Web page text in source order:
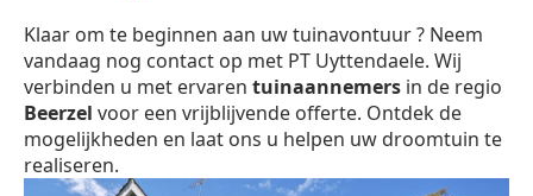
Klaar om te beginnen aan uw tuinavontuur ? Neem
vandaag nog contact op met PT Uyttendaele. Wij
verbinden u met ervaren tuinaannemers in de regio
Beerzel voor een vrijblijvende offerte. Ontdek de
mogelijkheden en laat ons u helpen uw droomtuin te
realiseren.